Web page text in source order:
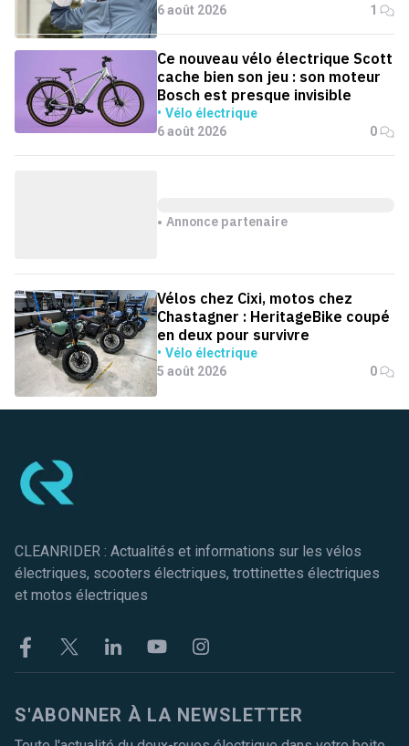
6 août 2026
1
Ce nouveau vélo électrique Scott
cache bien son jeu : son moteur
Bosch est presque invisible
Vélo électrique
6 août 2026
0
Annonce partenaire
Vélos chez Cixi, motos chez
Chastagner : HeritageBike coupé
en deux pour survivre
Vélo électrique
5 août 2026
0
CLEANRIDER : Actualités et informations sur les vélos
électriques, scooters électriques, trottinettes électriques
et motos électriques
FacebookTwitter LinkekinYoutubeInstagram
S'ABONNER À LA NEWSLETTER